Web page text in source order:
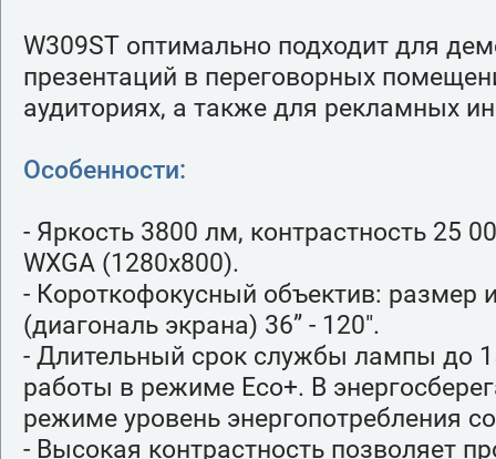
W309ST оптимально подходит для
презентаций в переговорных
аудиториях, а также для рекламных
Особенности:
- Яркость 3800 лм, контрастность 25
WXGA (1280x800).
- Короткофокусный объектив: размер
(диагональ экрана) 36” - 120".
- Длительный срок службы лампы до
работы в режиме Eco+. В
режиме уровень энергопотребления
- Высокая контрастность позволяет